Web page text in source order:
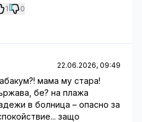
1 0
22.06.2026, 09:49
мама му стара!
бе? на плажа
в болница – опасно за
защо